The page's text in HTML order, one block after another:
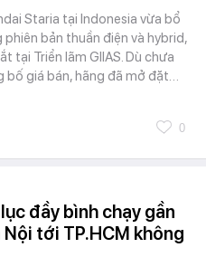
Staria tại Indonesia vừa bổ
phiên bản thuần điện và hybrid,
tại Triển lãm GIIAS. Dù chưa
bố giá bán, hãng đã mở đặt…
0
đầy bình chạy gần
tới TP.HCM không